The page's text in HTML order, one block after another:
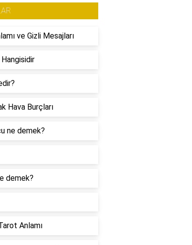
ve Gizli Mesajları
Hava Burçları
ne demek?
demek?
Anlamı